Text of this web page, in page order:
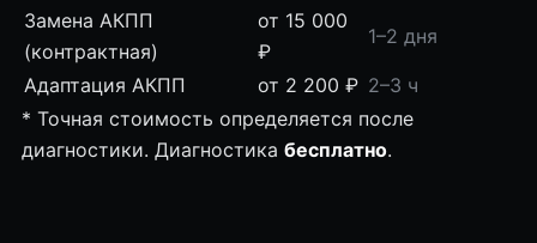
Замена АКПП
(контрактная)
от 15 000
₽
1–2 дня
Адаптация АКПП от 2 200 ₽ 2–3 ч
* Точная стоимость определяется после
диагностики. Диагностика бесплатно.